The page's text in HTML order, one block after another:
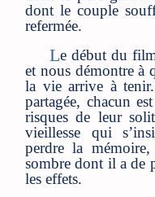
dont le couple
refermée.
Le début du film nous fait éprouver cet univers
et nous démontre à
la vie arrive à
partagée, chacun
risques de leur
vieillesse qui
perdre la
sombre dont il a de
les effets.